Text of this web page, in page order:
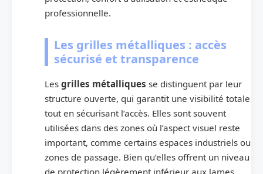
professionnelle.
Les grilles métalliques : accès
sécurisé et transparence
Les grilles métalliques se distinguent par leur
structure ouverte, qui garantit une visibilité totale
tout en sécurisant l’accès. Elles sont souvent
utilisées dans des zones où l’aspect visuel reste
important, comme certains espaces industriels ou
zones de passage. Bien qu’elles offrent un niveau
de protection légèrement inférieur aux lames